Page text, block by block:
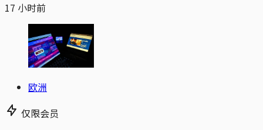
17 小时前
欧洲
仅限会员